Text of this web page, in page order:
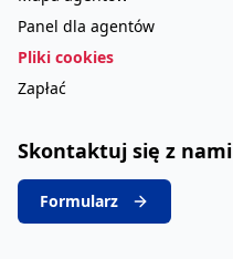
Panel dla agentów
Pliki cookies
Zapłać
Skontaktuj się z nami
Formularz